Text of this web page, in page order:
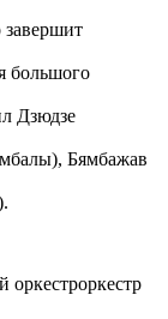
большого
Дзюдзе
Бямбажав
оркестроркестр